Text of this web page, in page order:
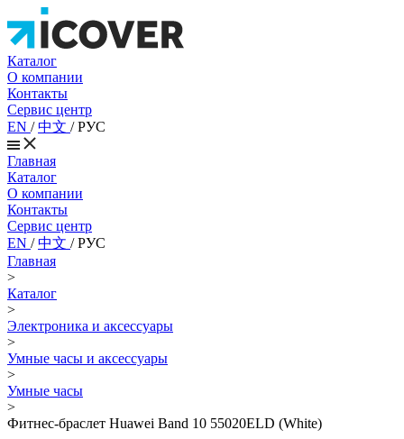
Каталог
О компании
Контакты
Сервис центр
EN /中文 /РУС
Главная
Каталог
О компании
Контакты
Сервис центр
EN /中文 /РУС
Главная
>
Каталог
>
Электроника и аксессуары
>
Умные часы и аксессуары
>
Умные часы
>
Фитнес-браслет Huawei Band 10 55020ELD (White)